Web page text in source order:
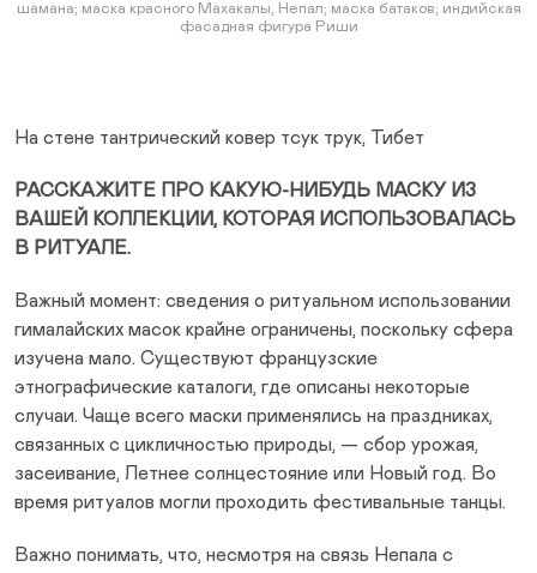
шамана; маска красного Махакалы, Непал; маска батаков; индийская
фасадная фигура Риши
На стене тантрический ковер тсук трук, Тибет
РАССКАЖИТЕ ПРО КАКУЮ-НИБУДЬ МАСКУ ИЗ
ВАШЕЙ КОЛЛЕКЦИИ, КОТОРАЯ ИСПОЛЬЗОВАЛАСЬ
В РИТУАЛЕ.
Важный момент: сведения о ритуальном использовании
гималайских масок крайне ограничены, поскольку сфера
изучена мало. Существуют французские
этнографические каталоги, где описаны некоторые
случаи. Чаще всего маски применялись на праздниках,
связанных с цикличностью природы, — сбор урожая,
засеивание, Летнее солнцестояние или Новый год. Во
время ритуалов могли проходить фестивальные танцы.
Важно понимать, что, несмотря на связь Непала с